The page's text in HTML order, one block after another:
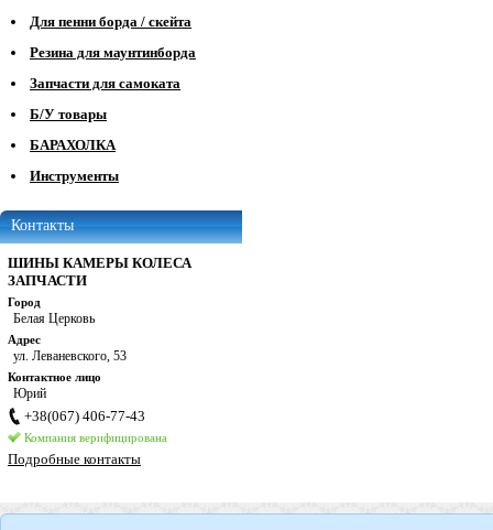
Для пенни борда / скейта
Резина для маунтинборда
Запчасти для самоката
Б/У товары
БАРАХОЛКА
Инструменты
Контакты
ШИНЫ КАМЕРЫ КОЛЕСА
ЗАПЧАСТИ
Город
Белая Церковь
Адрес
ул. Леваневского, 53
Контактное лицо
Юрий
+38(067) 406-77-43
Компания верифицирована
Подробные контакты